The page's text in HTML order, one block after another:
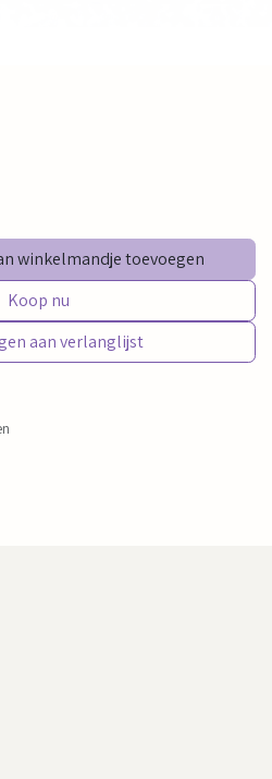
winkelmandje toevoegen
Koop nu
aan verlanglijst